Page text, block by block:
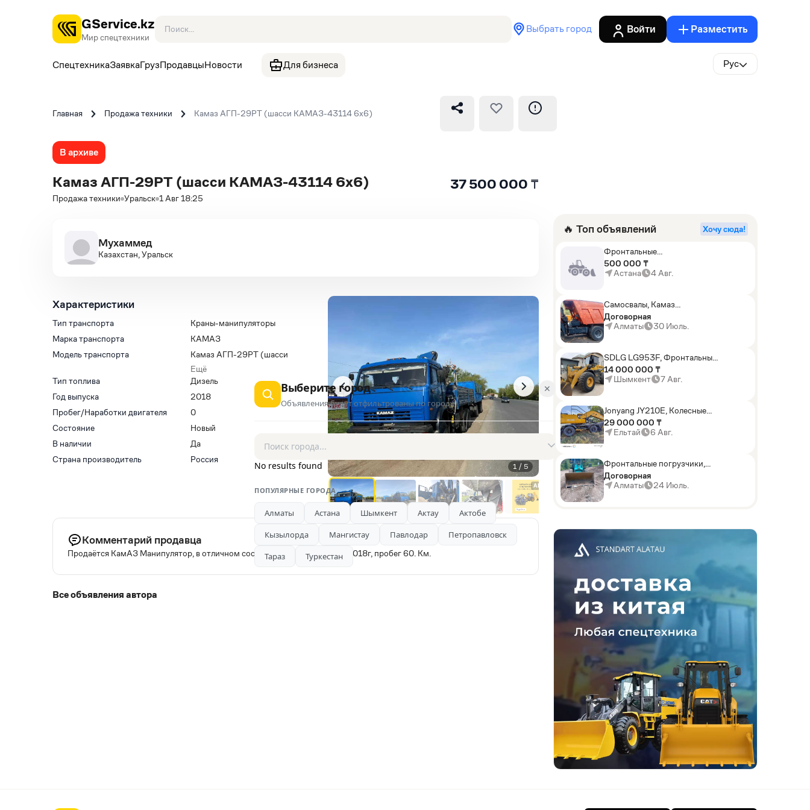
GService.kz
Мир спецтехники
Выбрать город Войти Разместить
СпецтехникаЗаявкаГрузПродавцыНовости Для бизнеса Рус
Главная Продажа техники Камаз АГП-29РТ (шасси KАМАЗ-43114 6x6)
В архиве
Камаз АГП-29РТ (шасси KАМАЗ-43114 6x6)
Продажа техники Уральск 1 Авг 18:25
37 500 000 ₸
Мухаммед
Казахстан, Уральск
Характеристики
Тип транспорта
Краны-манипуляторы
Марка транспорта
КАМАЗ
Модель транспорта
Камаз АГП-29РТ (шасси
KАМАЗ-43114 6x6)
Ещё
Тип топлива
Дизель
Год выпуска
2018
Пробег/Наработки двигателя
0
Состояние
Новый
В наличии
Да
Страна производитель
Россия
1 / 5
AD
Комментарий продавца
Продаётся КамАЗ Манипулятор, в отличном состоянии! Куплен в конец 2018г, пробег 60. Км.
Все объявления автора
🔥 Топ объявлений Хочу сюда!
Фронтальные
погрузчики,Экскаваторы-
погрузчики,Мини-
погрузчики,Горные
500 000 ₸
Астана
4 Авг.
Самосвалы, Камаз
АГП-29РТ (шасси
KАМАЗ-43114 6x6)
Договорная
Алматы
30 Июль.
SDLG LG953F, Фронтальные
погрузчики
14 000 000 ₸
Шымкент
7 Авг.
Jonyang JY210E, Колесные
экскаваторы
29 000 000 ₸
Ельтай
6 Авг.
Фронтальные погрузчики,
Sunward ZYJ 320
Договорная
Алматы
24 Июль.
✕
Выберите город
Объявления будут отфильтрованы по городу
No results found
ПОПУЛЯРНЫЕ ГОРОДА
Алматы Астана Шымкент Актау
Актобе
Кызылорда
Мангистау Павлодар
Петропавловск
Тараз
Туркестан